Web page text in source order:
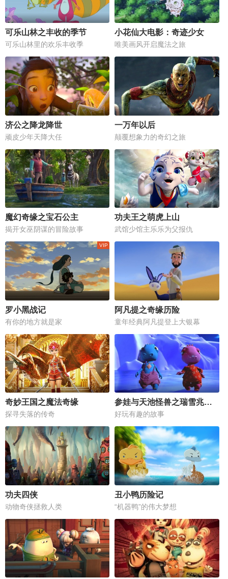
可乐山林之丰收的季节
可乐山林里的欢乐丰收季
小花仙大电影：奇迹少女
唯美画风开启魔法之旅
济公之降龙降世
顽皮少年天降大任
一万年以后
颠覆想象力的奇幻之旅
魔幻奇缘之宝石公主
揭开女巫阴谋的冒险故事
功夫王之萌虎上山
武馆少馆主乐乐为父报仇
罗小黑战记
有你的地方就是家
阿凡提之奇缘历险
童年经典阿凡提登上大银幕
奇妙王国之魔法奇缘
探寻失落的传奇
参娃与天池怪兽之瑞雪兆丰年
好玩有趣的故事
功夫四侠
动物奇侠拯救人类
丑小鸭历险记
“机器鸭”的伟大梦想